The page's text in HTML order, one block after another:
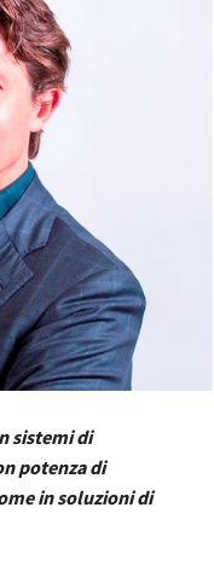
sistemi di
potenza di
in soluzioni di